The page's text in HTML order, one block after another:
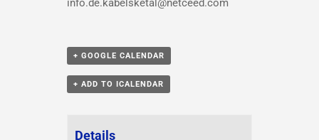
info.de.kabelsketal@netceed.com
+ GOOGLE CALENDAR
+ ADD TO ICALENDAR
Details